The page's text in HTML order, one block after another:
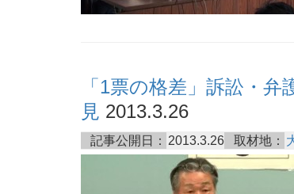
「1票の格差」訴訟・
見 2013.3.26
記事公開日： 2013.3.26 取材地：